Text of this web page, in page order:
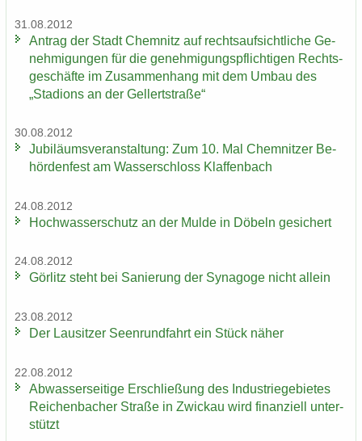
31.08.2012
An­trag der Stadt Chem­nitz auf rechts­auf­sicht­li­che Ge­
neh­mi­gun­gen für die ge­neh­mi­gungs­pflich­ti­gen Rechts­
ge­schäf­te im Zu­sam­men­hang mit dem Umbau des
„Sta­di­ons an der Gel­lert­stra­ße“
30.08.2012
Ju­bi­lä­ums­ver­an­stal­tung: Zum 10. Mal Chem­nit­zer Be­
hör­den­fest am Was­ser­schloss Klaf­fen­bach
24.08.2012
Hoch­was­ser­schutz an der Mulde in Dö­beln ge­si­chert
24.08.2012
Gör­litz steht bei Sa­nie­rung der Syn­ago­ge nicht al­lein
23.08.2012
Der Lau­sit­zer Seen­rund­fahrt ein Stück näher
22.08.2012
Ab­was­ser­sei­ti­ge Er­schlie­ßung des In­dus­trie­ge­bie­tes
Rei­chen­ba­cher Stra­ße in Zwi­ckau wird fi­nan­zi­ell un­ter­
stützt